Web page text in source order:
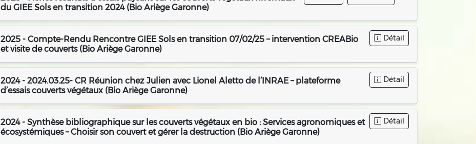
du GIEE Sols en transition 2024 (Bio Ariège Garonne)
Détail
2025 - Compte-Rendu Rencontre GIEE Sols en transition 07/02/25 – intervention CREABio
et visite de couverts (Bio Ariège Garonne)
Détail
2024 - 2024.03.25- CR Réunion chez Julien avec Lionel Aletto de l’INRAE – plateforme
d’essais couverts végétaux (Bio Ariège Garonne)
Détail
2024 - Synthèse bibliographique sur les couverts végétaux en bio : Services agronomiques et
écosystémiques – Choisir son couvert et gérer la destruction (Bio Ariège Garonne)